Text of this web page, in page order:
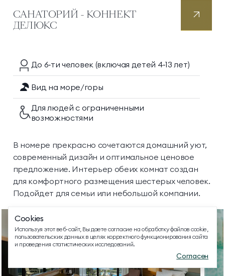
ДОПОЛНИТЕЛЬНЫЙ ТЕЛЕФОН ДЛЯ СВЯЗИ
+74991107964
МЕССЕНДЖЕРЫ И СОЦ. СЕТИ
EMAIL ДЛЯ ВОПРОСОВ И ПОЖЕЛАНИЙ
info@mriyaresort.com
САНАТОРИЙ - КОННЕКТ
ДЕЛЮКС
До 6‑тичеловек(включая детей 4‑13 лет)
Вид на море/горы
Для людей с ограниченными
возможностями
В номере прекрасно сочетаются домашний уют,
современный дизайн и оптимальное ценовое
предложение. Интерьер обеих комнат создан
для комфортного размещения шестерых человек.
Подойдет для семьи или небольшой компании.
Cookies
Используя этот веб-сайт, Вы даете согласие на обработку файлов cookie,
пользовательских данных в целях корректного функционирования сайта
и проведения статистических исследований.
Согласен